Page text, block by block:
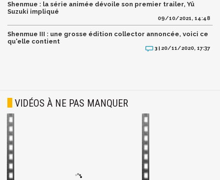
Shenmue : la série animée dévoile son premier trailer, Yû
Suzuki impliqué
09/10/2021, 14:48
Shenmue III : une grosse édition collector annoncée, voici ce
qu'elle contient
3 | 20/11/2020, 17:37
VIDÉOS À NE PAS MANQUER